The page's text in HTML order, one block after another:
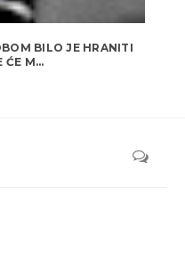
BILO JE HRANITI
ĆE M...